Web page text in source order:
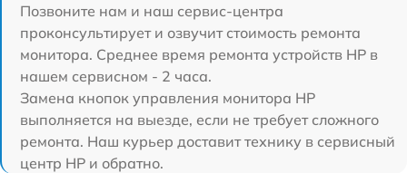
Позвоните нам и наш сервис-центра
проконсультирует и озвучит стоимость ремонта
монитора. Среднее время ремонта устройств HP в
нашем сервисном - 2 часа.
Замена кнопок управления монитора HP
выполняется на выезде, если не требует сложного
ремонта. Наш курьер доставит технику в сервисный
центр HP и обратно.